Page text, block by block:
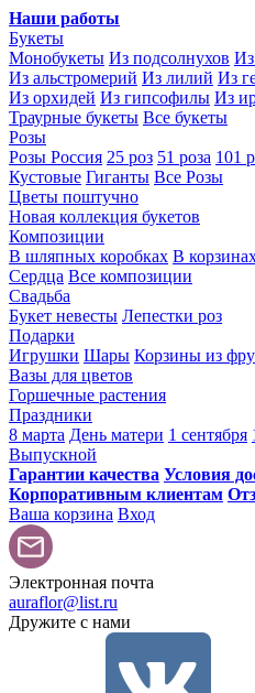
Наши работы
Букеты
Монобукеты Из подсолнухов
Из альстромерий Из лилий Из
Из орхидей Из гипсофилы Из
Траурные букеты Все букеты
Розы
Розы Россия 25 роз 51 роза 101
Кустовые Гиганты Все Розы
Цветы поштучно
Новая коллекция букетов
Композиции
В шляпных коробках В
Сердца Все композиции
Свадьба
Букет невесты Лепестки роз
Подарки
Игрушки Шары Корзины из
Вазы для цветов
Горшечные растения
Праздники
8 марта День матери 1 сентября
Выпускной
Гарантии качества Условия
Корпоративным клиентам
Ваша корзина Вход
Электронная почта
auraflor@list.ru
Дружите с нами